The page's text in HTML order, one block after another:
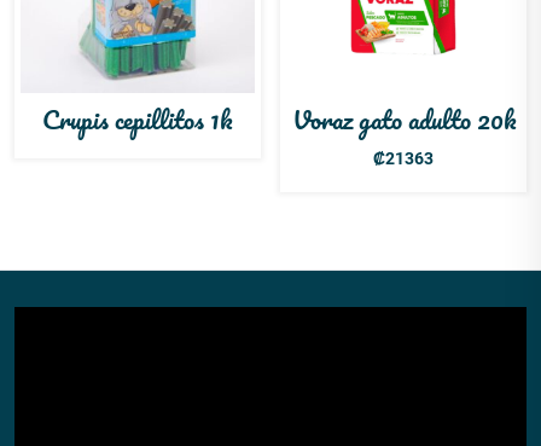
Crupis cepillitos 1k Voraz gato adulto 20k
₡21363